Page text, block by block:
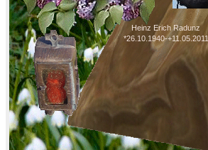
Heinz Erich Radunz
*26.10.1940-+11.05.2011